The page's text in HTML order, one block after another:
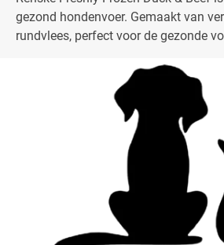
gezond hondenvoer. Gemaakt van
rundvlees, perfect voor de gezonde